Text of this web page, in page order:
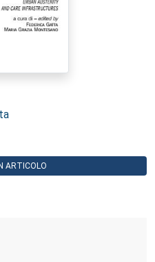
ARTICOLO